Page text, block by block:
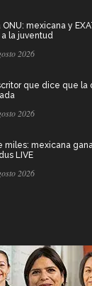
ONU: mexicana y
a la juventud
2026
que dice que
2026
miles: mexicana
LIVE
2026